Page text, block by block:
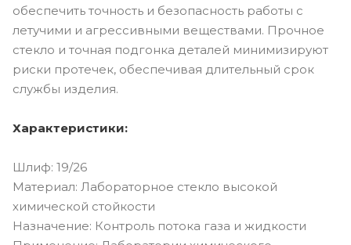
обеспечить точность и безопасность работы с
летучими и агрессивными веществами. Прочное
стекло и точная подгонка деталей минимизируют
риски протечек, обеспечивая длительный срок
службы изделия.
Характеристики:
Шлиф: 19/26
Материал: Лабораторное стекло высокой
химической стойкости
Назначение: Контроль потока газа и жидкости